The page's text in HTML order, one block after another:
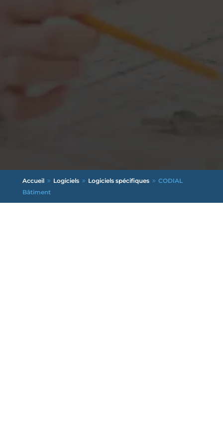
Accueil 9 Logiciels 9 Logiciels spécifiques 9 CODIAL
Bâtiment